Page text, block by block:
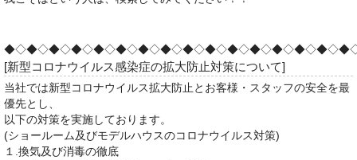
[新型コロナウイルス感染症の拡大防止対策について]
当社では新型コロナウイルス拡大防止とお客様・スタッフの安全を最
優先とし、
以下の対策を実施しております。
(ショールーム及びモデルハウスのコロナウイルス対策)
１.換気及び消毒の徹底